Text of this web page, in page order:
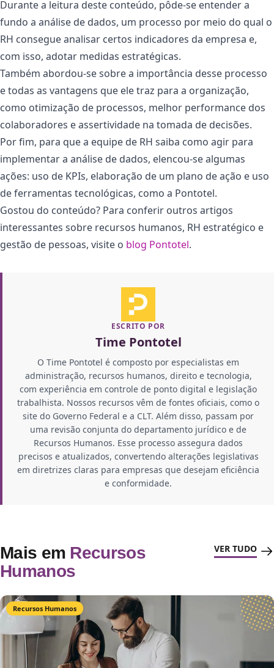
Durante a leitura deste conteúdo, pôde-se entender a
fundo a análise de dados, um processo por meio do qual o
RH consegue analisar certos indicadores da empresa e,
com isso, adotar medidas estratégicas.
Também abordou-se sobre a importância desse processo
e todas as vantagens que ele traz para a organização,
como otimização de processos, melhor performance dos
colaboradores e assertividade na tomada de decisões.
Por fim, para que a equipe de RH saiba como agir para
implementar a análise de dados, elencou-se algumas
ações: uso de KPIs, elaboração de um plano de ação e uso
de ferramentas tecnológicas, como a Pontotel.
Gostou do conteúdo? Para conferir outros artigos
interessantes sobre recursos humanos, RH estratégico e
gestão de pessoas, visite o blog Pontotel.
ESCRITO POR
Time Pontotel
O Time Pontotel é composto por especialistas em
administração, recursos humanos, direito e tecnologia,
com experiência em controle de ponto digital e legislação
trabalhista. Nossos recursos vêm de fontes oficiais, como o
site do Governo Federal e a CLT. Além disso, passam por
uma revisão conjunta do departamento jurídico e de
Recursos Humanos. Esse processo assegura dados
precisos e atualizados, convertendo alterações legislativas
em diretrizes claras para empresas que desejam eficiência
e conformidade.
Mais em Recursos
Humanos
VER TUDO
Recursos Humanos